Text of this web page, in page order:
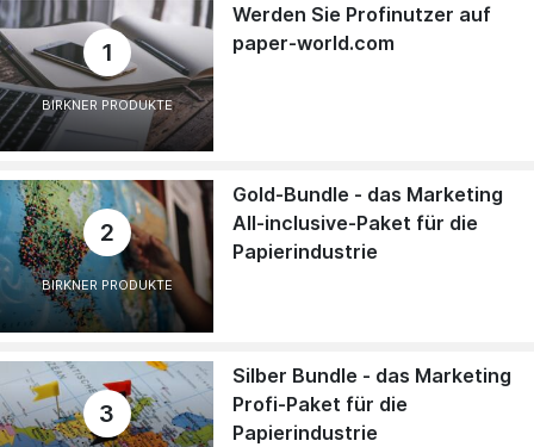
1
BIRKNER PRODUKTE
Werden Sie Profinutzer auf
paper-world.com
2
BIRKNER PRODUKTE
Gold-Bundle - das Marketing
All-inclusive-Paket für die
Papierindustrie
3
Silber Bundle - das Marketing
Profi-Paket für die
Papierindustrie